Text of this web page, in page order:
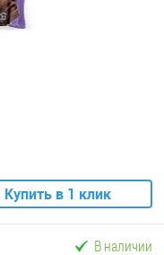
Купить в 1 клик
В наличии